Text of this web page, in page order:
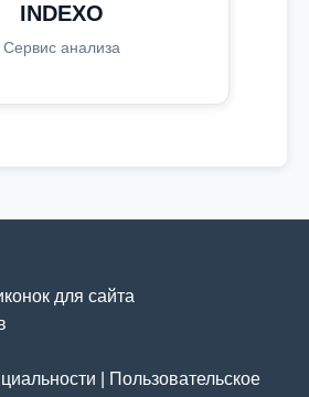
INDEXO
Сервис анализа
для сайта
Пользовательское